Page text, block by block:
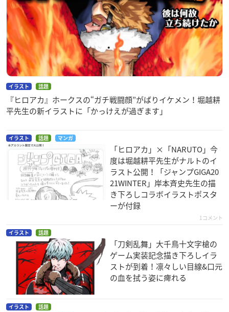
イラスト 話題
『ヒロアカ』ホークスの“ガチ戦闘顔”がばりイケメン！堀越耕
平先生の新イラストに「かっけえが過ぎます」
イラスト 話題 マンガ
「ヒロアカ」×「NARUTO」今
度は堀越耕平先生がナルトのイ
ラスト公開！「ジャンプGIGA20
21WINTER」岸本斉史先生の描
き下ろしコラボイラストポスタ
ーが付録
1コメント
イラスト 話題
「刀剣乱舞」大千鳥十文字槍の
ゲーム実装記念描き下ろしイラ
ストが到着！凛々しい目線&口元
の血を拭う姿に痺れる
イラスト 話題